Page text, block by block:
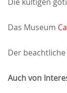
Das Museum
Der
Auch von